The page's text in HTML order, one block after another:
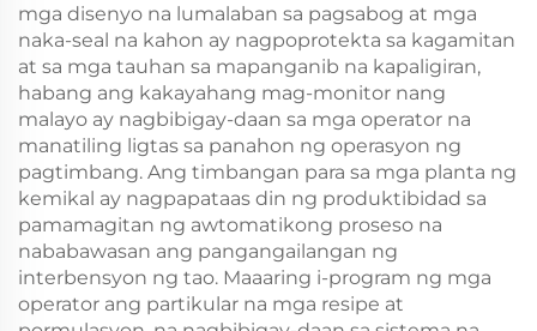
mga disenyo na lumalaban sa pagsabog at mga
naka-seal na kahon ay nagpoprotekta sa kagamitan
at sa mga tauhan sa mapanganib na kapaligiran,
habang ang kakayahang mag-monitor nang
malayo ay nagbibigay-daan sa mga operator na
manatiling ligtas sa panahon ng operasyon ng
pagtimbang. Ang timbangan para sa mga planta ng
kemikal ay nagpapataas din ng produktibidad sa
pamamagitan ng awtomatikong proseso na
nababawasan ang pangangailangan ng
interbensyon ng tao. Maaaring i-program ng mga
operator ang partikular na mga resipe at